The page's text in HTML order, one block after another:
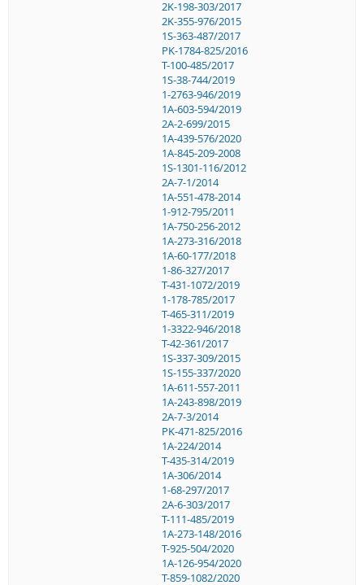
2K-198-303/2017
2K-355-976/2015
1S-363-487/2017
PK-1784-825/2016
T-100-485/2017
1S-38-744/2019
1-2763-946/2019
1A-603-594/2019
2A-2-699/2015
1A-439-576/2020
1A-845-209-2008
1S-1301-116/2012
2A-7-1/2014
1A-551-478-2014
1-912-795/2011
1A-750-256-2012
1A-273-316/2018
1A-60-177/2018
1-86-327/2017
T-431-1072/2019
1-178-785/2017
T-465-311/2019
1-3322-946/2018
T-42-361/2017
1S-337-309/2015
1S-155-337/2020
1A-611-557-2011
1A-243-898/2019
2A-7-3/2014
PK-471-825/2016
1A-224/2014
T-435-314/2019
1A-306/2014
1-68-297/2017
2A-6-303/2017
T-111-485/2019
1A-273-148/2016
T-925-504/2020
1A-126-954/2020
T-859-1082/2020